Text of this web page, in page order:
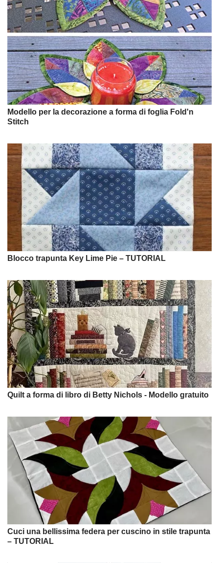
Modello per la decorazione a forma di foglia Fold'n
Stitch
Blocco trapunta Key Lime Pie – TUTORIAL
Quilt a forma di libro di Betty Nichols - Modello gratuito
Cuci una bellissima federa per cuscino in stile trapunta
– TUTORIAL